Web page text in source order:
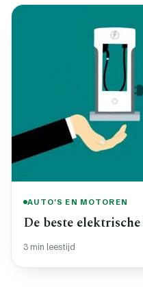
AUTO'S EN MOTOREN
De beste
3 min leestijd